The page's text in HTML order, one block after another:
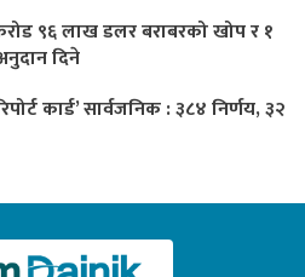
९६ लाख डलर बराबरको खोप र १
दिने
कार्ड’ सार्वजनिक : ३८४ निर्णय, ३२